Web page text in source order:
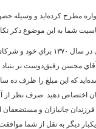
مطرح کرده‌ايد و وسيله
شما به اين موضوع ذکر
اختصاص دهيد. صرف نظر
ديگر به نقل از شما